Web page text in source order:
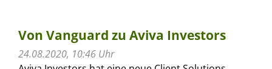
Von Vanguard zu Aviva Investors
24.08.2020, 10:46 Uhr